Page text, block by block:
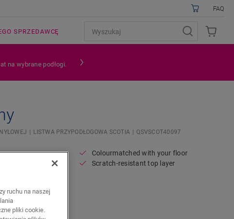
SPRZEDAWCĘ
FAQ
na wybrane podłogi.
LISTWA PRZYPODŁOGOWA SCOTIA QSVSCOT40097
Colourmatched with your floor
Scratch-resistant top layer
ruchu na naszej
pliki cookie.